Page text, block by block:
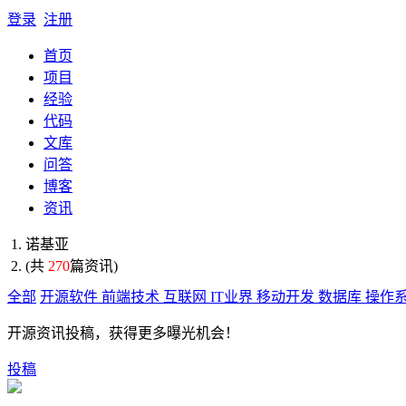
登录 注册
首页
项目
经验
代码
文库
问答
博客
资讯
诺基亚
(共 270篇资讯)
全部 开源软件 前端技术 互联网 IT业界 移动开发 数据库 操作
开源资讯投稿，获得更多曝光机会！
投稿